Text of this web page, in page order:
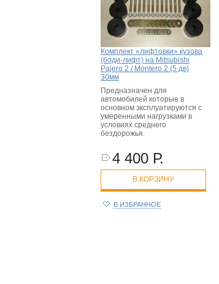
Комплект «лифтовки» кузова
(боди-лифт) на Mitsubishi
Pajero 2 / Montero 2 (5 дв)
30мм
Предназначен для
автомобилей которые в
основном эксплуатируются с
умеренными нагрузками в
условиях среднего
бездорожья.
4 400 Р.
В КОРЗИНУ
В ИЗБРАННОЕ